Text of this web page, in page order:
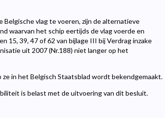
Belgische vlag te voeren, zijn de alternatieve
waarvan het schip eertijds de vlag voerde en
15, 39, 47 of 62 van bijlage III bij Verdrag inzake
uit 2007 (Nr.188) niet langer op het
in het Belgisch Staatsblad wordt bekendgemaakt.
is belast met de uitvoering van dit besluit.